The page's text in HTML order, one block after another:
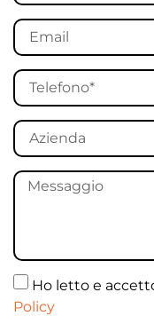
Ho letto e
Policy